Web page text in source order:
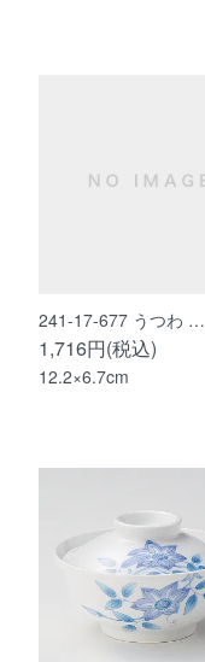
241-17-677 うつわ …
1,716円(税込)
12.2×6.7cm